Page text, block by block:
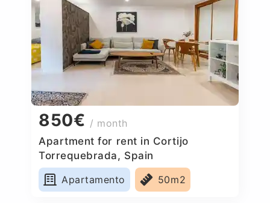
850€ / month
Apartment for rent in Cortijo
Torrequebrada, Spain
Apartamento
50m2